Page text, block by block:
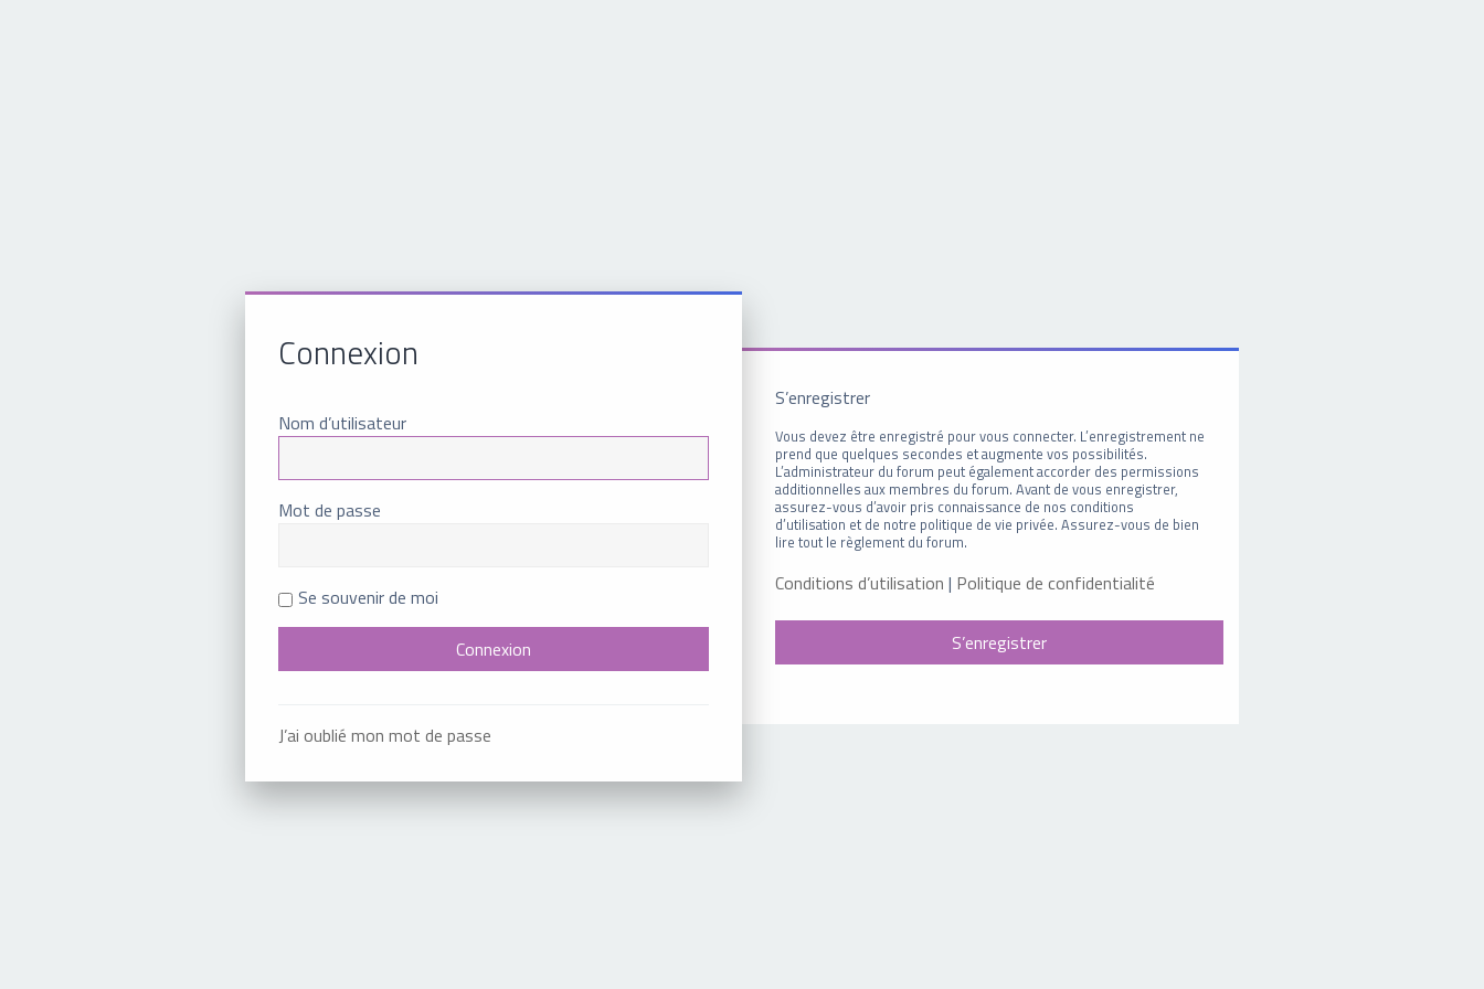
Connexion
Nom d’utilisateur
Mot de passe
Se souvenir de moi
J’ai oublié mon mot de passe
S’enregistrer
Vous devez être enregistré pour vous connecter. L’enregistrement ne
prend que quelques secondes et augmente vos possibilités.
L’administrateur du forum peut également accorder des permissions
additionnelles aux membres du forum. Avant de vous enregistrer,
assurez-vous d’avoir pris connaissance de nos conditions
d’utilisation et de notre politique de vie privée. Assurez-vous de bien
lire tout le règlement du forum.
Conditions d’utilisation | Politique de confidentialité
S’enregistrer